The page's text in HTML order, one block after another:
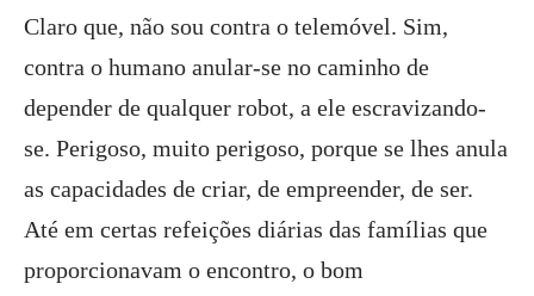
Claro que, não sou contra o telemóvel. Sim,
contra o humano anular-se no caminho de
depender de qualquer robot, a ele escravizando-
se. Perigoso, muito perigoso, porque se lhes anula
as capacidades de criar, de empreender, de ser.
Até em certas refeições diárias das famílias que
proporcionavam o encontro, o bom